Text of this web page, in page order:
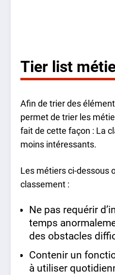
Tier list
Afin de trier des
permet de trier les
fait de cette façon : La
moins intéressants.
Les métiers ci-dessous
classement :
Ne pas requérir
temps
des obstacles
Contenir un
à utiliser